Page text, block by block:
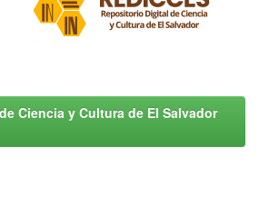
Ciencia y Cultura de El Salvador